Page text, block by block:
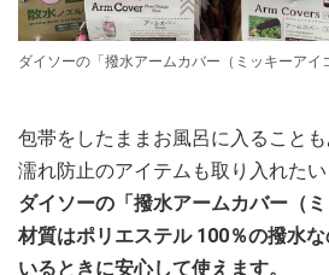
ダイソーの「撥水アームカバー（ミッキーアイ
包帯をしたままお風呂に入ること
濡れ防止のアイテムも取り入れたい
ダイソーの「撥水アームカバー（
材質はポリエステル 100％の撥水
いるときに安心して使えます。